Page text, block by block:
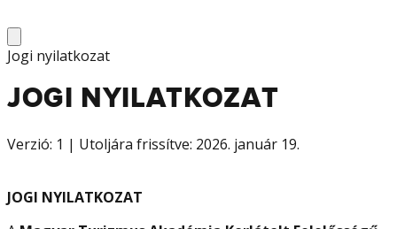
Jogi nyilatkozat
JOGI NYILATKOZAT
Verzió: 1 | Utoljára frissítve: 2026. január 19.
JOGI NYILATKOZAT